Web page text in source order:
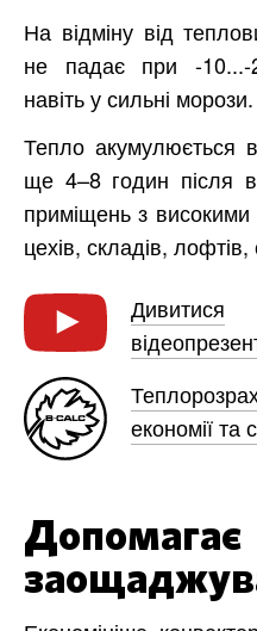
На відміну від
не падає при -10...-
навіть у сильні морози.
Тепло акумулюється
ще 4–8 годин після
приміщень з
цехів, складів, лофтів,
Дивитися
економії та
Допомагає